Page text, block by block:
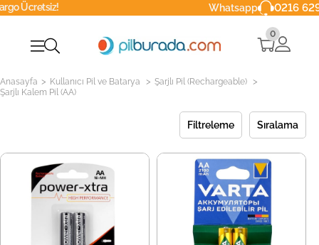
Whatsapp 0216 629 90 40
0
Anasayfa > Kullanıcı Pil ve Batarya > Şarjlı Pil (Rechargeable) >
Şarjlı Kalem Pil (AA)
Filtreleme Sıralama